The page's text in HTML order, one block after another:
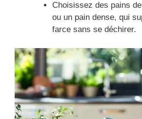
Choisissez des pains
ou un pain dense, qui
farce sans se déchirer.